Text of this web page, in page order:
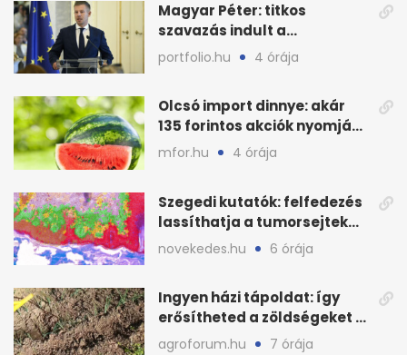
Magyar Péter: titkos
szavazás indult a
köztársasági elnökjelöltről
portfolio.hu 4 órája
Olcsó import dinnye: akár
135 forintos akciók nyomják
le a piacot
mfor.hu 4 órája
Szegedi kutatók: felfedezés
lassíthatja a tumorsejtek
terjedését
novekedes.hu 6 órája
Ingyen házi tápoldat: így
erősítheted a zöldségeket a
hőhullám után
agroforum.hu 7 órája